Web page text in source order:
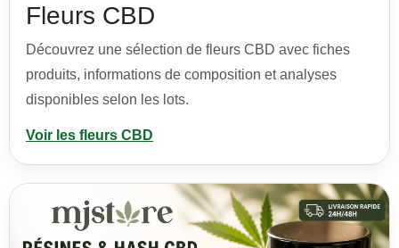
Fleurs CBD
Découvrez une sélection de fleurs CBD avec fiches
produits, informations de composition et analyses
disponibles selon les lots.
Voir les fleurs CBD